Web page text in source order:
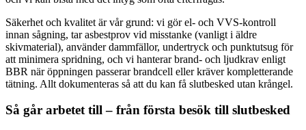
Säkerhet och kvalitet är vår grund: vi gör el- och VVS-kontroll
innan sågning, tar asbestprov vid misstanke (vanligt i äldre
skivmaterial), använder dammfällor, undertryck och punktutsug för
att minimera spridning, och vi hanterar brand- och ljudkrav enligt
BBR när öppningen passerar brandcell eller kräver kompletterande
tätning. Allt dokumenteras så att du kan få slutbesked utan krångel.
Så går arbetet till – från första besök till slutbesked